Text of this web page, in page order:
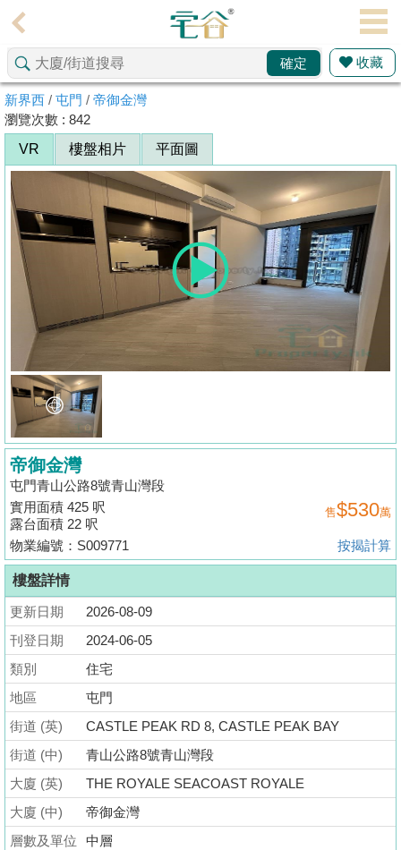
理
主
頁
搵
樓/
交
業
主
放
宅
谷
按
揭
地
產
博
客
地
產
新
聞
數
據
公
佈
置
業
手
確定 收藏
新界西 / 屯門 / 帝御金灣
瀏覽次數 : 842
VR
樓盤相片 平面圖
帝御金灣
屯門青山公路8號青山灣段
實用面積 425 呎
露台面積 22 呎
售$530萬
物業編號：S009771 按揭計算
樓盤詳情
更新日期
2026-08-09
刊登日期
2024-06-05
類別
住宅
地區
屯門
街道 (英)
CASTLE PEAK RD 8, CASTLE PEAK BAY
街道 (中)
青山公路8號青山灣段
大廈 (英)
THE ROYALE SEACOAST ROYALE
大廈 (中)
帝御金灣
層數及單位
中層